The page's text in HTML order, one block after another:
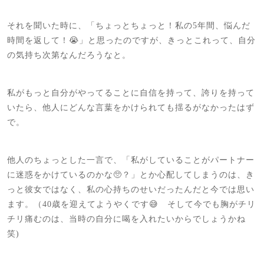
それを聞いた時に、「ちょっとちょっと！私の5年間、悩んだ
時間を返して！😭」と思ったのですが、きっとこれって、自分
の気持ち次第なんだろうなと。
私がもっと自分がやってることに自信を持って、誇りを持って
いたら、他人にどんな言葉をかけられても揺るがなかったはず
で。
他人のちょっとした一言で、「私がしていることがパートナー
に迷惑をかけているのかな🥺？」とか心配してしまうのは、き
っと彼女ではなく、私の心持ちのせいだったんだと今では思い
ます。（40歳を迎えてようやくです😅 そして今でも胸がチリ
チリ痛むのは、当時の自分に喝を入れたいからでしょうかね
笑)